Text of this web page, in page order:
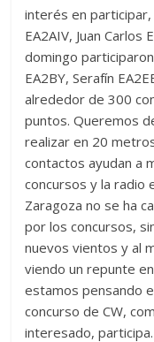
interés en
EA2AIV, Juan Carlos
domingo participaron
EA2BY, Serafín
alrededor de 300
puntos. Queremos
realizar en 20
contactos ayudan a
concursos y la radio
Zaragoza no se ha
por los concursos,
nuevos vientos y al
viendo un repunte
estamos pensando
concurso de CW,
interesado, participa.